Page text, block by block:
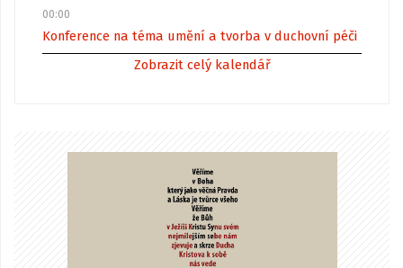
00:00
Konference na téma umění a tvorba v duchovní péči
Zobrazit celý kalendář